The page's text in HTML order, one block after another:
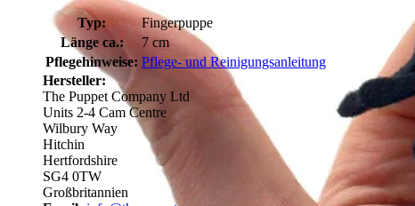
Typ:
Fingerpuppe
Länge ca.:
7 cm
Pflegehinweise: Pflege- und Reinigungsanleitung
Hersteller:
The Puppet Company Ltd
Units 2-4 Cam Centre
Wilbury Way
Hitchin
Hertfordshire
SG4 0TW
Großbritannien